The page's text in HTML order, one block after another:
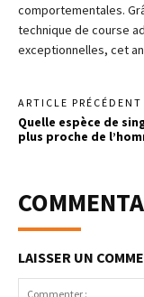
comportementales.
technique de course
exceptionnelles, cet
ARTICLE PRÉCÉDENT
Quelle espèce de
plus proche de
LAISSER UN